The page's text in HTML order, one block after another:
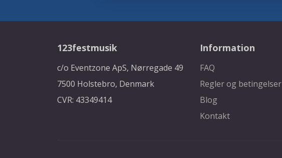
123festmusik
c/o Eventzone ApS, Nørregade 49
7500 Holstebro, Denmark
CVR: 43349414
Information
FAQ
Regler og betingelser
Blog
Kontakt